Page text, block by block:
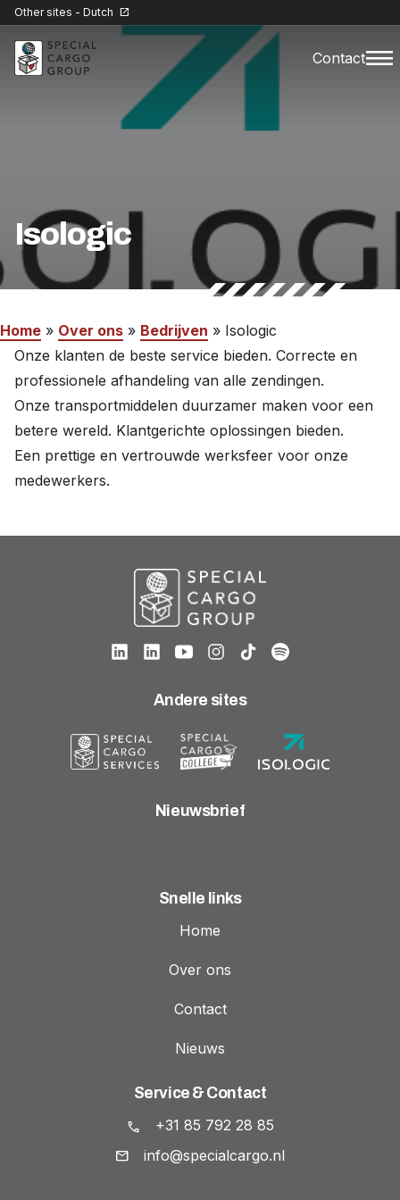
Other sites - Dutch open_in_new
Contactmenu
Isologic
Home » Over ons » Bedrijven » Isologic
Onze klanten de beste service bieden. Correcte en
professionele afhandeling van alle zendingen.
Onze transportmiddelen duurzamer maken voor een
betere wereld. Klantgerichte oplossingen bieden.
Een prettige en vertrouwde werksfeer voor onze
medewerkers.
Special Cargo Services
Home
Nieuws
Over ons
Werken bij
Nederlands
Andere sites
Nieuwsbrief
Snelle links
Home
Over ons
Contact
Nieuws
Service & Contact
+31 85 792 28 85
info@specialcargo.nl